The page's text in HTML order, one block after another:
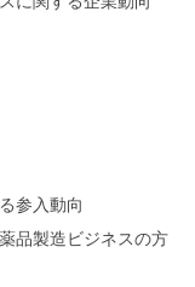
参入動向
品製造ビジネスの方